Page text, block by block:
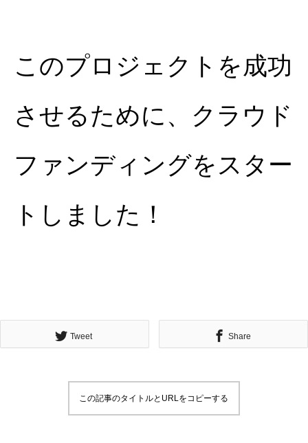
このプロジェクトを成功
させるために、クラウド
ファンディングをスター
トしました！
Tweet Share
この記事のタイトルとURLをコピーする